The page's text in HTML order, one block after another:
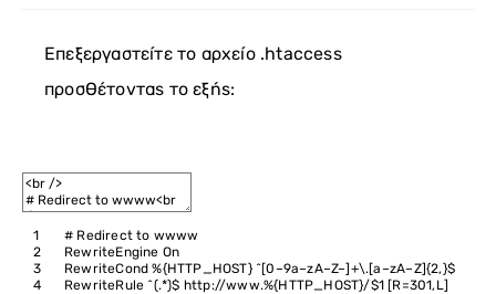
Επεξεργαστείτε το αρχείο .htaccess
προσθέτοντας το εξής:
1
2
3
4
# Redirect to wwww
RewriteEngine On
RewriteCond %{HTTP_HOST} ^[0–9a–zA–Z–]+\.[a–zA–Z]{2,}$
RewriteRule ^(.*)$ http://www.%{HTTP_HOST}/$1 [R=301,L]